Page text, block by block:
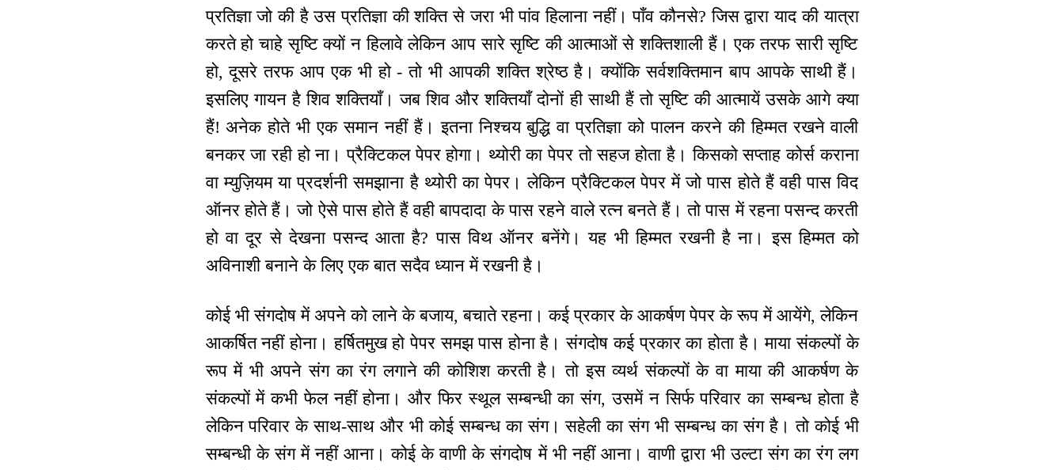
प्रतिज्ञा जो की है उस प्रतिज्ञा की शक्ति से जरा भी पांव हिलाना नहीं। पाँव कौनसे? जिस द्वारा याद की यात्रा
करते हो चाहे सृष्टि क्यों न हिलावे लेकिन आप सारे सृष्टि की आत्माओं से शक्तिशाली हैं। एक तरफ सारी सृष्टि
हो, दूसरे तरफ आप एक भी हो - तो भी आपकी शक्ति श्रेष्ठ है। क्योंकि सर्वशक्तिमान बाप आपके साथी हैं।
इसलिए गायन है शिव शक्तियाँ। जब शिव और शक्तियाँ दोनों ही साथी हैं तो सृष्टि की आत्मायें उसके आगे क्या
हैं! अनेक होते भी एक समान नहीं हैं। इतना निश्चय बुद्धि वा प्रतिज्ञा को पालन करने की हिम्मत रखने वाली
बनकर जा रही हो ना। प्रैक्टिकल पेपर होगा। थ्योरी का पेपर तो सहज होता है। किसको सप्ताह कोर्स कराना
वा म्युज़ियम या प्रदर्शनी समझाना है थ्योरी का पेपर। लेकिन प्रैक्टिकल पेपर में जो पास होते हैं वही पास विद
ऑनर होते हैं। जो ऐसे पास होते हैं वही बापदादा के पास रहने वाले रत्न बनते हैं। तो पास में रहना पसन्द करती
हो वा दूर से देखना पसन्द आता है? पास विथ ऑनर बनेंगे। यह भी हिम्मत रखनी है ना। इस हिम्मत को
अविनाशी बनाने के लिए एक बात सदैव ध्यान में रखनी है।
कोई भी संगदोष में अपने को लाने के बजाय, बचाते रहना। कई प्रकार के आकर्षण पेपर के रूप में आयेंगे, लेकिन
आकर्षित नहीं होना। हर्षितमुख हो पेपर समझ पास होना है। संगदोष कई प्रकार का होता है। माया संकल्पों के
रूप में भी अपने संग का रंग लगाने की कोशिश करती है। तो इस व्यर्थ संकल्पों के वा माया की आकर्षण के
संकल्पों में कभी फेल नहीं होना। और फिर स्थूल सम्बन्धी का संग, उसमें न सिर्फ परिवार का सम्बन्ध होता है
लेकिन परिवार के साथ-साथ और भी कोई सम्बन्ध का संग। सहेली का संग भी सम्बन्ध का संग है। तो कोई भी
सम्बन्धी के संग में नहीं आना। कोई के वाणी के संगदोष में भी नहीं आना। वाणी द्वारा भी उल्टा संग का रंग लग